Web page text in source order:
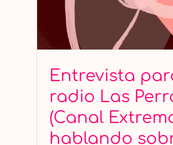
Entrevista
radio Las
(Canal
hablando